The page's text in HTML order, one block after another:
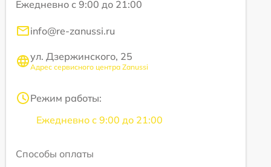
Ежедневно с 9:00 до 21:00
info@re-zanussi.ru
ул. Дзержинского, 25
Адрес сервисного центра Zanussi
Режим работы:
Ежедневно с 9:00 до 21:00
Способы оплаты